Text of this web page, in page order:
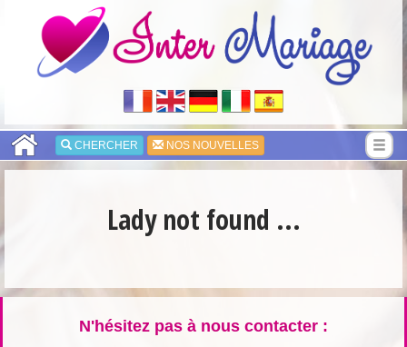
CHERCHER NOS NOUVELLES
Lady not found ...
N'hésitez pas à nous contacter :